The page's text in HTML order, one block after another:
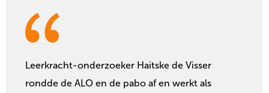
Leerkracht-onderzoeker Haitske de Visser
rondde de ALO en de pabo af en werkt als